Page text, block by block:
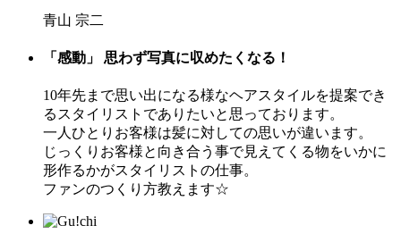
青山 宗二
「感動」 思わず写真に収めたくなる！
10年先まで思い出になる様なヘアスタイルを提案でき
るスタイリストでありたいと思っております。
一人ひとりお客様は髪に対しての思いが違います。
じっくりお客様と向き合う事で見えてくる物をいかに
形作るかがスタイリストの仕事。
ファンのつくり方教えます☆